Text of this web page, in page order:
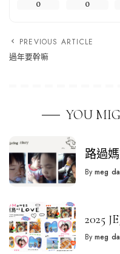
0 0
PREVIOUS ARTICLE
過年要幹嘛
YOU
路過
Posted
By meg
2025
Posted
By meg